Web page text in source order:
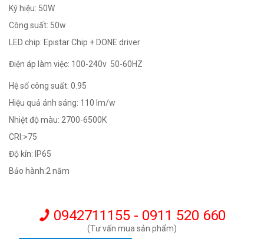
Ký hiệu: 50W
Công suất: 50w
LED chip: Epistar Chip + DONE driver
Điện áp làm việc: 100-240v 50-60HZ
Hệ số công suất: 0.95
Hiệu quả ánh sáng: 110 lm/w
Nhiệt độ màu: 2700-6500K
CRI:>75
Độ kín: IP65
Bảo hành:2 năm
0942711155 - 0911 520 660
(Tư vấn mua sản phẩm)